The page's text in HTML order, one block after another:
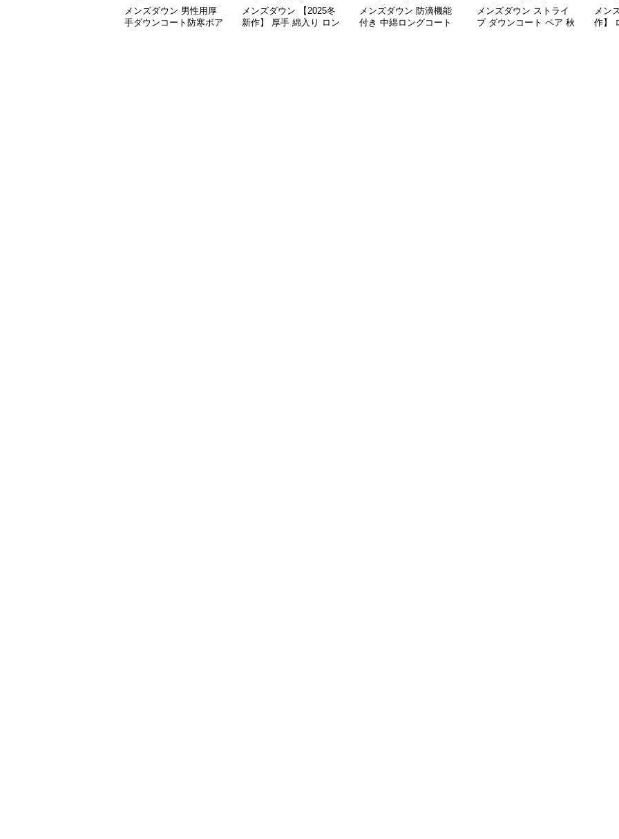
メンズダウン 男性用厚
手ダウンコート防寒ボア
メンズダウン 【2025冬
新作】 厚手 綿入り ロン
メンズダウン 防滴機能
付き 中綿ロングコート
メンズダウン ストライ
プ ダウンコート ペア 秋
メン
作】